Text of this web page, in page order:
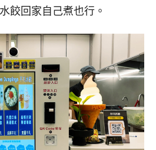
餃回家自己煮也行。